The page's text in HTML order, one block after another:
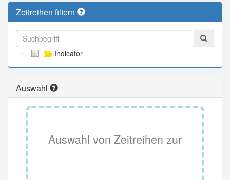
Zeitreihen filtern
Indicator
Auswahl
Auswahl von Zeitreihen zur